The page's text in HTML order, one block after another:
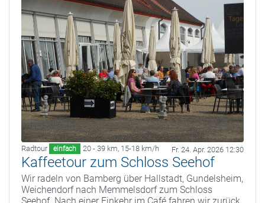
Radtour einfach 20 - 39 km, 15-18 km/h Fr. 24. Apr. 2026 12:30
Kaffeetour zum Schloss Seehof
Wir radeln von Bamberg über Hallstadt, Gundelsheim,
Weichendorf nach Memmelsdorf zum Schloss